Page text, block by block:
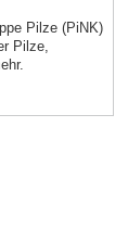
Pilze (PiNK)
Pilze,